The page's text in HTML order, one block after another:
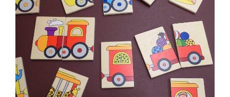
ÜBER MICH
KONTAKT